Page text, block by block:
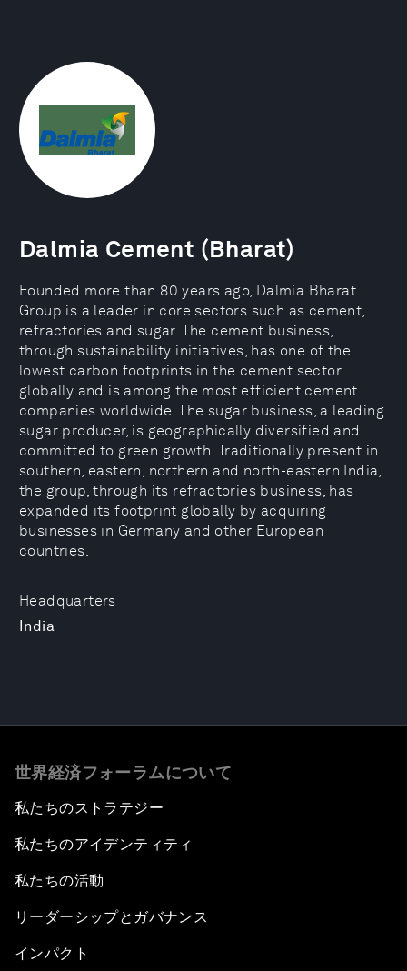
Headquarters
India
Dalmia Cement (Bharat)
Founded more than 80 years ago, Dalmia Bharat
Group is a leader in core sectors such as cement,
refractories and sugar. The cement business,
through sustainability initiatives, has one of the
lowest carbon footprints in the cement sector
globally and is among the most efficient cement
companies worldwide. The sugar business, a leading
sugar producer, is geographically diversified and
committed to green growth. Traditionally present in
southern, eastern, northern and north-eastern India,
the group, through its refractories business, has
expanded its footprint globally by acquiring
businesses in Germany and other European
countries.
世界経済フォーラムについて
私たちのストラテジー
私たちのアイデンティティ
私たちの活動
リーダーシップとガバナンス
インパクト